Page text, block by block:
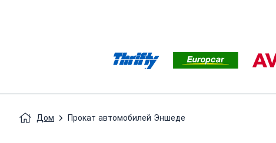
Дом Прокат автомобилей Эншеде